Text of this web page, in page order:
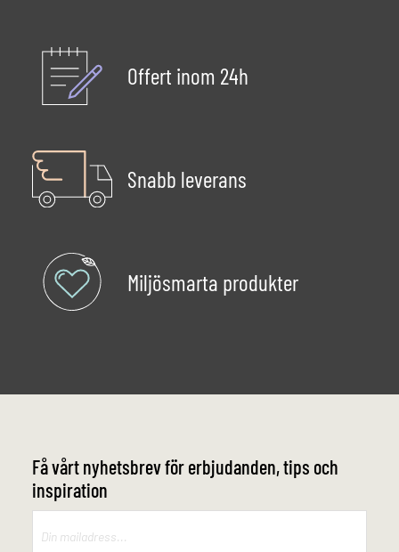
Offert inom 24h
Snabb leverans
Miljösmarta produkter
Få vårt nyhetsbrev för erbjudanden, tips och
inspiration